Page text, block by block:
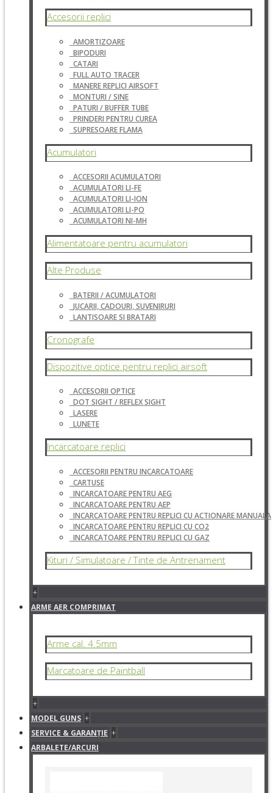
Accesorii replici
AMORTIZOARE
BIPODURI
CATARI
FULL AUTO TRACER
MANERE REPLICI AIRSOFT
MONTURI / SINE
PATURI / BUFFER TUBE
PRINDERI PENTRU CUREA
SUPRESOARE FLAMA
Acumulatori
ACCESORII ACUMULATORI
ACUMULATORI LI-FE
ACUMULATORI LI-ION
ACUMULATORI LI-PO
ACUMULATORI NI-MH
Alimentatoare pentru acumulatori
Alte Produse
BATERII / ACUMULATORI
JUCARII, CADOURI, SUVENIRURI
LANTISOARE SI BRATARI
Cronografe
Dispozitive optice pentru replici airsoft
ACCESORII OPTICE
DOT SIGHT / REFLEX SIGHT
LASERE
LUNETE
Incarcatoare replici
ACCESORII PENTRU INCARCATOARE
CARTUSE
INCARCATOARE PENTRU AEG
INCARCATOARE PENTRU AEP
INCARCATOARE PENTRU REPLICI CU ACTIONARE MANUALA
INCARCATOARE PENTRU REPLICI CU CO2
INCARCATOARE PENTRU REPLICI CU GAZ
Kituri / Simulatoare / Tinte de Antrenament
+
ARME AER COMPRIMAT
Arme cal. 4.5mm
Marcatoare de Paintball
+
MODEL GUNS +
SERVICE & GARANŢIE +
ARBALETE/ARCURI